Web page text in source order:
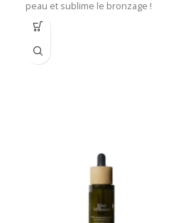
peau et sublime le bronzage !